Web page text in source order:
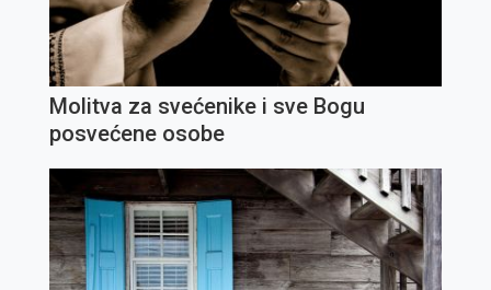
Molitva za svećenike i sve Bogu
posvećene osobe